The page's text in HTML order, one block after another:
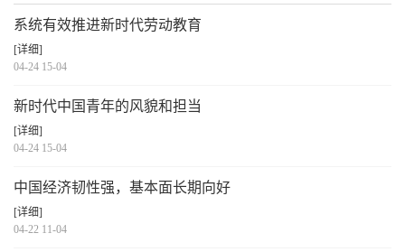
系统有效推进新时代劳动教育
[详细]
04-24 15-04
新时代中国青年的风貌和担当
[详细]
04-24 15-04
中国经济韧性强，基本面长期向好
[详细]
04-22 11-04